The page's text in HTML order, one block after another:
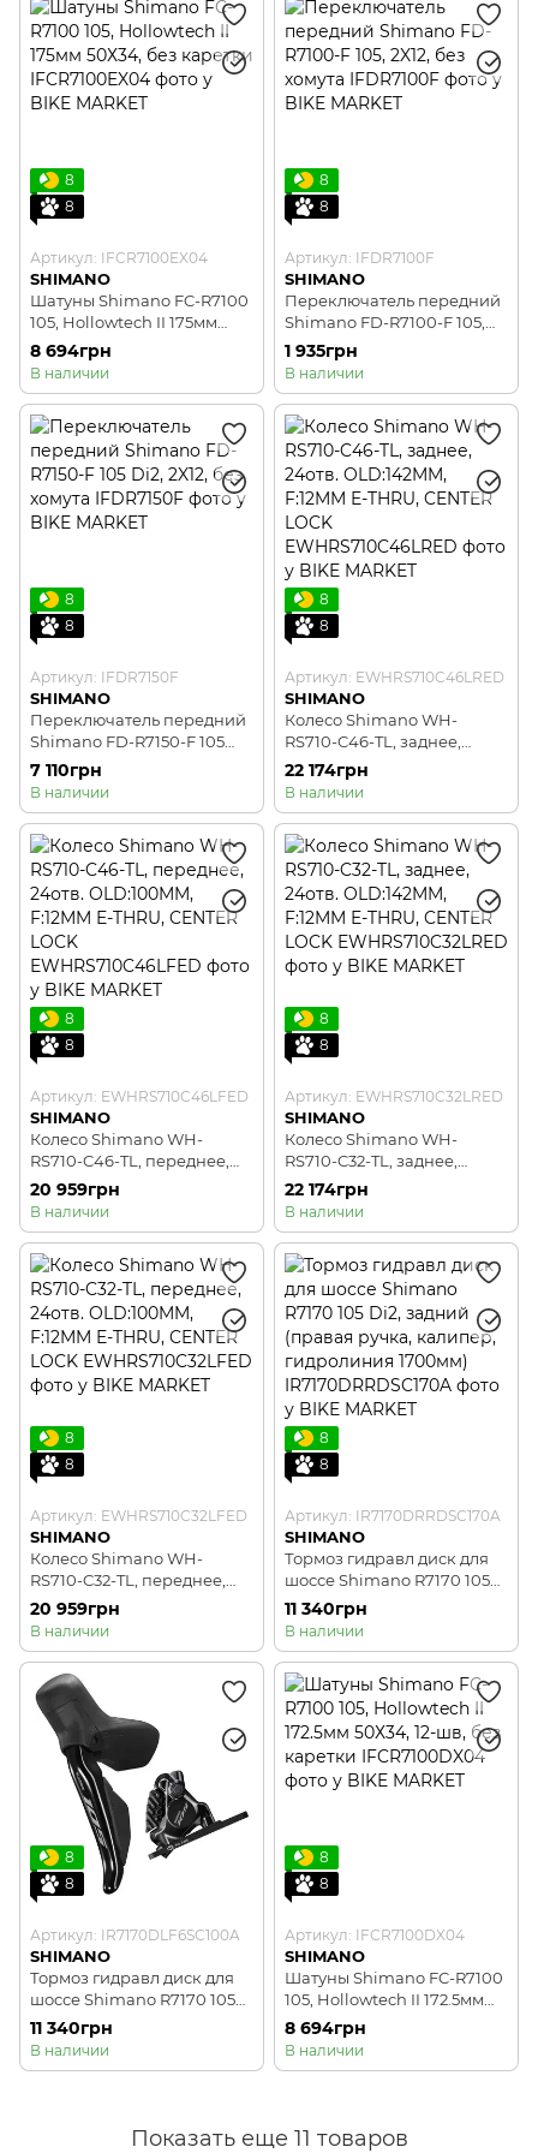
8
8
Артикул: IFCR7100EX04
SHIMANO
Шатуны Shimano FC-R7100
105, Hollowtech II 175мм
50Х34, без каретки
8 694грн
В наличии
8
8
Артикул: IFDR7100F
SHIMANO
Переключатель передний
Shimano FD-R7100-F 105,
2X12, без хомута
1 935грн
В наличии
8
8
Артикул: IFDR7150F
SHIMANO
Переключатель передний
Shimano FD-R7150-F 105
Di2, 2X12, без хомута
7 110грн
В наличии
8
8
Артикул: EWHRS710C46LRED
SHIMANO
Колесо Shimano WH-
RS710-C46-TL, заднее,
24отв. OLD:142MM, F:12MM
E-THRU, CENTER LOCK
22 174грн
В наличии
8
8
Артикул: EWHRS710C46LFED
SHIMANO
Колесо Shimano WH-
RS710-C46-TL, переднее,
24отв. OLD:100MM, F:12MM
E-THRU, CENTER LOCK
20 959грн
В наличии
8
8
Артикул: EWHRS710C32LRED
SHIMANO
Колесо Shimano WH-
RS710-C32-TL, заднее,
24отв. OLD:142MM, F:12MM
E-THRU, CENTER LOCK
22 174грн
В наличии
8
8
Артикул: EWHRS710C32LFED
SHIMANO
Колесо Shimano WH-
RS710-C32-TL, переднее,
24отв. OLD:100MM, F:12MM
E-THRU, CENTER LOCK
20 959грн
В наличии
8
8
Артикул: IR7170DRRDSC170A
SHIMANO
Тормоз гидравл диск для
шоссе Shimano R7170 105
Di2, задний (правая ручка,
калипер, гидролиния
11 340грн
В наличии
8
8
Артикул: IR7170DLF6SC100A
SHIMANO
Тормоз гидравл диск для
шоссе Shimano R7170 105
Di2, передний (левая
ручка, калипер,
11 340грн
В наличии
8
8
Артикул: IFCR7100DX04
SHIMANO
Шатуны Shimano FC-R7100
105, Hollowtech II 172.5мм
50Х34, 12-шв, без каретки
8 694грн
В наличии
Показать еще 11 товаров